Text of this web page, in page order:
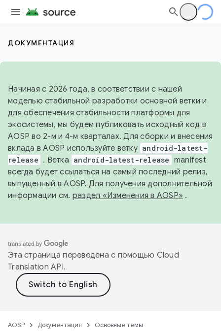
ДОКУМЕНТАЦИЯ
Начиная с 2026 года, в соответствии с нашей
моделью стабильной разработки основной ветки и
для обеспечения стабильности платформы для
экосистемы, мы будем публиковать исходный код в
AOSP во 2-м и 4-м кварталах. Для сборки и внесения
вклада в AOSP используйте ветку android-latest-
release . Ветка android-latest-release manifest
всегда будет ссылаться на самый последний релиз,
выпущенный в AOSP. Для получения дополнительной
информации см. раздел «Изменения в AOSP» .
Эта страница переведена с помощью Cloud
Translation API.
AOSP Документация Основные темы